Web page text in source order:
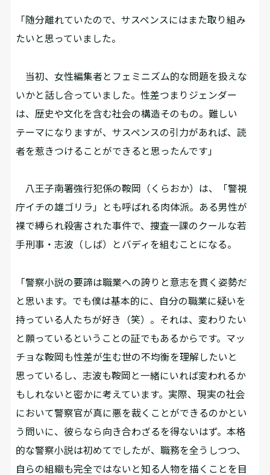
「随分離れていたので、サスペンスにはまた取り組み
たいと思っていました。
当初、女性編集者とフェミニズム的な問題を扱えな
いかと話し合っていました。性差つまりジェンダー
は、歴史や文化を含む社会の構造そのもの。難しい
テーマになりますが、サスペンスの引力があれば、読
者を惹きつけることができると思ったんです」
八王子南署強行犯係の鞍岡（くらおか）は、「警視
庁イチの雄ゴリラ」とも呼ばれる肉体派。ある男性が
裸で縛られ殺害された事件で、捜査一課のクールな若
手刑事・志波（しば）とバディを組むことになる。
「警察小説の要諦は職業への誇りと意志を貫く姿勢だ
と思います。でも僕は基本的に、自分の職業に疑いを
持っている人たちが好き（笑）。それは、変わりたい
と願っているということの証でもあるからです。マッ
チョな鞍岡も性差が生む世の不均衡を理解したいと
思っているし、志波も鞍岡と一緒にいれば変われるか
もしれないと密かに考えています。実際、現実の社会
において警察官が真に悪を裁くことができるのかとい
う問いに、彼らなら向き合わざるを得ないはず。本格
的な警察小説は初めてでしたが、職務を全うしつつ、
自らの組織も完全ではないと知る人物を描くことを目